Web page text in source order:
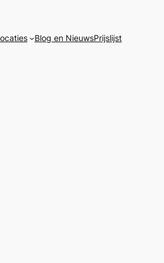
Blog en NieuwsPrijslijst